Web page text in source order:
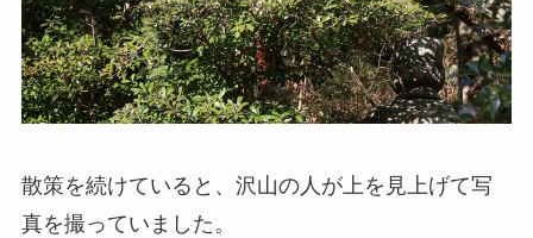
散策を続けていると、沢山の人が上を見上げて写
真を撮っていました。